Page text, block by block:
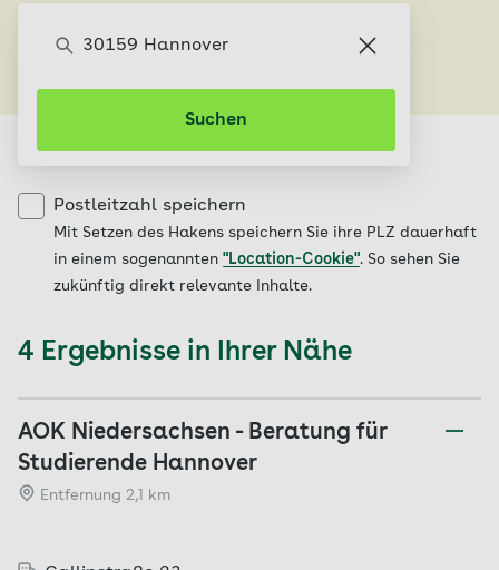
Suchen
Postleitzahl speichern
Mit Setzen des Hakens speichern Sie ihre PLZ dauerhaft
in einem sogenannten "Location-Cookie". So sehen Sie
zukünftig direkt relevante Inhalte.
4 Ergebnisse in Ihrer Nähe
AOK Niedersachsen - Beratung für
Studierende Hannover
Entfernung 2,1 km